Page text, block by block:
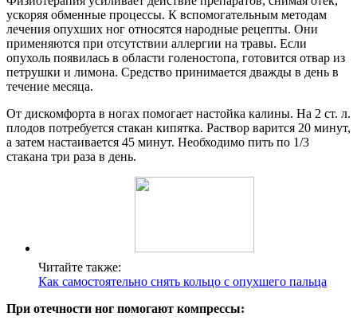
ускоряя обменные процессы. К вспомогательным методам
лечения опухших ног относятся народные рецепты. Они
применяются при отсутствии аллергии на травы. Если
опухоль появилась в области голеностопа, готовится отвар из
петрушки и лимона. Средство принимается дважды в день в
течение месяца.
От дискомфорта в ногах помогает настойка калины. На 2 ст. л.
плодов потребуется стакан кипятка. Раствор варится 20 минут,
а затем настаивается 45 минут. Необходимо пить по 1/3
стакана три раза в день.
Читайте также:
Как самостоятельно снять кольцо с опухшего пальца
При отечности ног помогают компрессы: